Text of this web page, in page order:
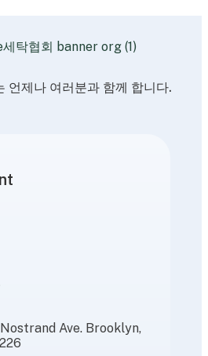
언제나 여러분과 함께 합니다.
Ave. Brooklyn,